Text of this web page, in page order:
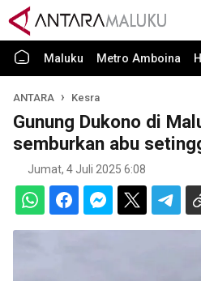
Maluku Metro Amboina
ANTARA Kesra
Gunung Dukono di
semburkan abu
Jumat, 4 Juli 2025 6:08